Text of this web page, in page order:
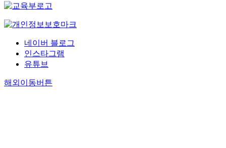
네이버 블로그
인스타그램
유튜브
해외이동버튼